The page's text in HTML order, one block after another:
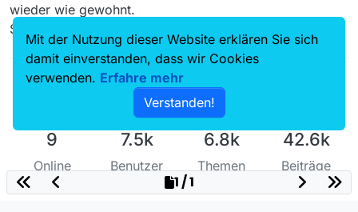
wieder wie gewohnt.
Schöne Feiertage allen…
9
Online
7.5k
Benutzer
6.8k
Themen
42.6k
Beiträge
1 / 1
Mit der Nutzung dieser Website erklären Sie sich
damit einverstanden, dass wir Cookies
verwenden. Erfahre mehr
Verstanden!